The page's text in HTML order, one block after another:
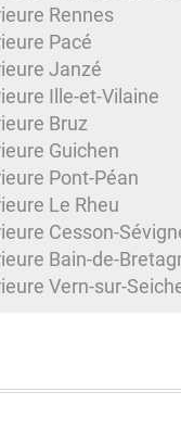
Rennes
Pacé
Janzé
Ille-et-Vilaine
Bruz
Guichen
Pont-Péan
Le Rheu
Cesson-
Bain-de-
Vern-sur-